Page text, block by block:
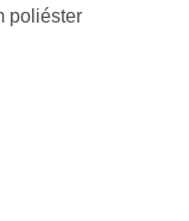
poliéster